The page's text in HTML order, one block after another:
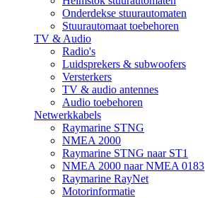
Onderdekse stuurautomaten
Stuurautomaat toebehoren
TV & Audio
Radio's
Luidsprekers & subwoofers
Versterkers
TV & audio antennes
Audio toebehoren
Netwerkkabels
Raymarine STNG
NMEA 2000
Raymarine STNG naar ST1
NMEA 2000 naar NMEA 0183
Raymarine RayNet
Motorinformatie